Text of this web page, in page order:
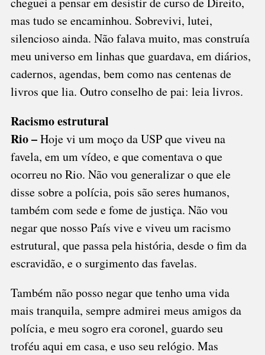
mas tudo se encaminhou. Sobrevivi, lutei,
silencioso ainda. Não falava muito, mas construía
meu universo em linhas que guardava, em diários,
cadernos, agendas, bem como nas centenas de
livros que lia. Outro conselho de pai: leia livros.
Racismo estrutural
Rio –Hoje vi um moço da USP que viveu na
favela, em um vídeo, e que comentava o que
ocorreu no Rio. Não vou generalizar o que ele
disse sobre a polícia, pois são seres humanos,
também com sede e fome de justiça. Não vou
negar que nosso País vive e viveu um racismo
estrutural, que passa pela história, desde o fim da
escravidão, e o surgimento das favelas.
Também não posso negar que tenho uma vida
mais tranquila, sempre admirei meus amigos da
polícia, e meu sogro era coronel, guardo seu
troféu aqui em casa, e uso seu relógio. Mas